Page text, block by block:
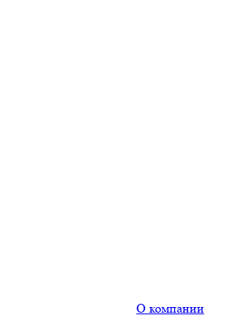
О компании